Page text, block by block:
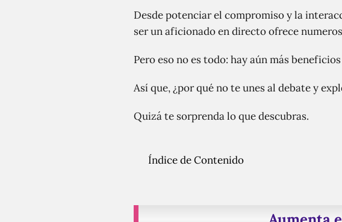
Desde potenciar el compromiso y la
ser un aficionado en directo ofrece
Pero eso no es todo: hay aún más
Así que, ¿por qué no te unes al debate y
Quizá te sorprenda lo que descubras.
Índice de Contenido